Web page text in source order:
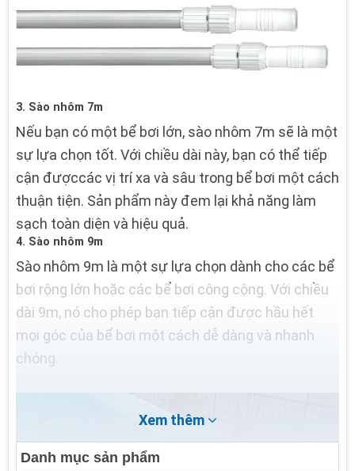
3. Sào nhôm 7m
Nếu bạn có một bể bơi lớn, sào nhôm 7m sẽ là một
sự lựa chọn tốt. Với chiều dài này, bạn có thể tiếp
cận đượccác vị trí xa và sâu trong bể bơi một cách
thuận tiện. Sản phẩm này đem lại khả năng làm
sạch toàn diện và hiệu quả.
4. Sào nhôm 9m
Sào nhôm 9m là một sự lựa chọn dành cho các bể
bơi rộng lớn hoặc các bể bơi công cộng. Với chiều
dài 9m, nó cho phép bạn tiếp cận được hầu hết
mọi góc của bể bơi một cách dễ dàng và nhanh
chóng.
Xem thêm
Danh mục sản phẩm